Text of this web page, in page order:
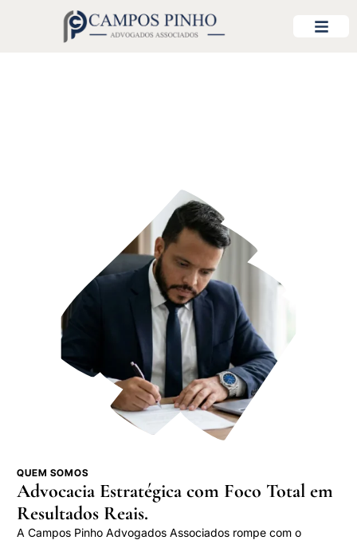
QUEM SOMOS
Advocacia Estratégica com Foco Total em
Resultados Reais.
A Campos Pinho Advogados Associados rompe com o